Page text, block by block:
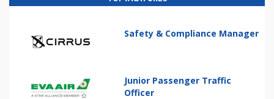
Safety & Compliance Manager
Junior Passenger Traffic
Officer